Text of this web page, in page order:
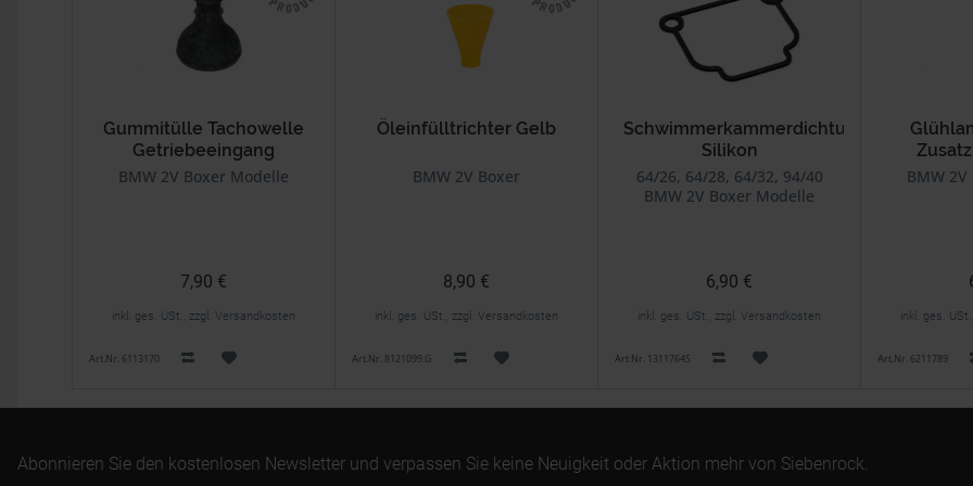
Gummitülle Tachowelle
Getriebeeingang
BMW 2V Boxer Modelle
7,90 €
inkl. ges. USt., zzgl. Versandkosten
Art.Nr. 6113170
Öleinfülltrichter Gelb
BMW 2V Boxer
8,90 €
inkl. ges. USt., zzgl. Versandkosten
Art.Nr. 8121099.G
Schwimmerkammerdichtung
Silikon
BING Vergaser
64/26, 64/28, 64/32, 94/40
BMW 2V Boxer Modelle
6,90 €
inkl. ges. USt., zzgl. Versandkosten
Art.Nr. 1311764S
BMW
inkl. ges.
Art.Nr. 6211789
Abonnieren Sie den kostenlosen Newsletter und verpassen Sie keine Neuigkeit oder Aktion mehr von Siebenrock.